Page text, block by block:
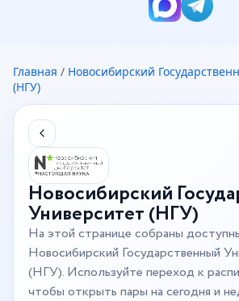
Главная / Новосибирский
(НГУ)
Новосибирский
Университет (НГУ)
На этой странице собраны
Новосибирский Государственный
(НГУ). Используйте переход к
чтобы открыть пары на сегодня и